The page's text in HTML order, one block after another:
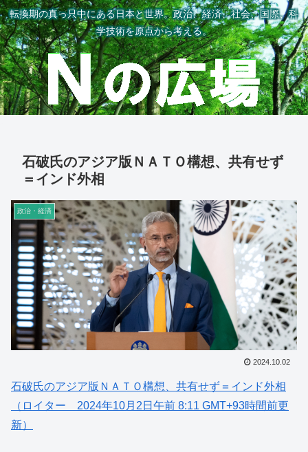
転換期の真っ只中にある日本と世界。政治、経済、社会、国際、科
学技術を原点から考える。
石破氏のアジア版ＮＡＴＯ構想、共有せず
＝インド外相
政治・経済
2024.10.02
石破氏のアジア版ＮＡＴＯ構想、共有せず＝インド外相
（ロイター 2024年10月2日午前 8:11 GMT+93時間前更
新）